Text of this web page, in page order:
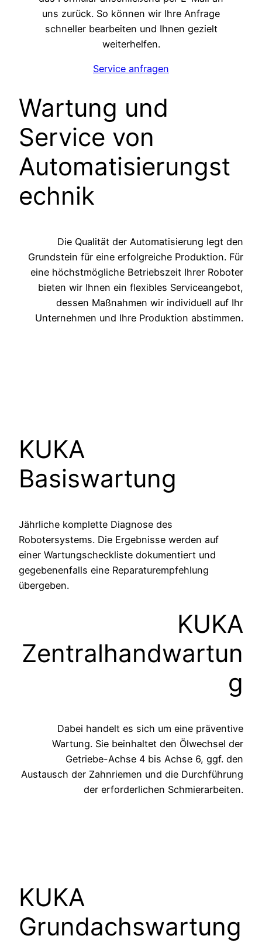
uns zurück. So können wir Ihre Anfrage
schneller bearbeiten und Ihnen gezielt
weiterhelfen.
Service anfragen
Wartung und
Service von
Automatisierungst
echnik
Die Qualität der Automatisierung legt den
Grundstein für eine erfolgreiche Produktion. Für
eine höchstmögliche Betriebszeit Ihrer Roboter
bieten wir Ihnen ein flexibles Serviceangebot,
dessen Maßnahmen wir individuell auf Ihr
Unternehmen und Ihre Produktion abstimmen.
KUKA
Basiswartung
Jährliche komplette Diagnose des
Robotersystems. Die Ergebnisse werden auf
einer Wartungscheckliste dokumentiert und
gegebenenfalls eine Reparaturempfehlung
übergeben.
KUKA
Zentralhandwartun
g
Dabei handelt es sich um eine präventive
Wartung. Sie beinhaltet den Ölwechsel der
Getriebe-Achse 4 bis Achse 6, ggf. den
Austausch der Zahnriemen und die Durchführung
der erforderlichen Schmierarbeiten.
KUKA
Grundachswartung